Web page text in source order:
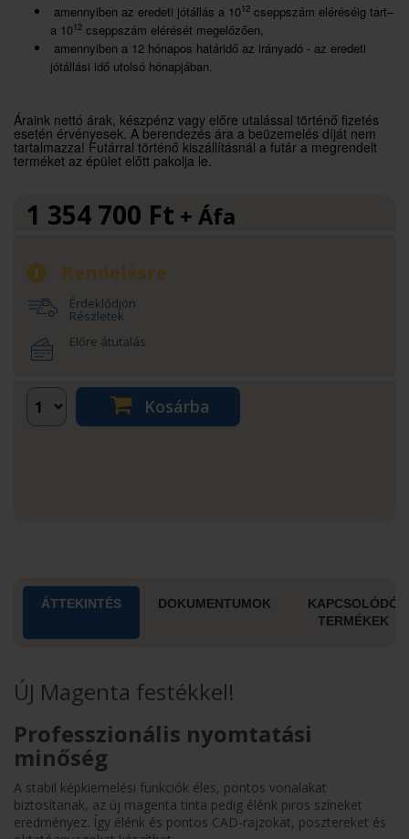
amennyiben az eredeti jótállás a 1012 cseppszám eléréséig tart–
a 1012 cseppszám elérését megelőzően,
amennyiben a 12 hónapos határidő az irányadó - az eredeti
jótállási idő utolsó hónapjában.
Áraink nettó árak, készpénz vagy előre utalással történő fizetés
esetén érvényesek. A berendezés ára a beüzemelés díját nem
tartalmazza! Futárral történő kiszállításnál a futár a megrendelt
terméket az épület előtt pakolja le.
1 354 700 Ft + Áfa
Rendelésre
Érdeklődjön
Részletek
Előre átutalás
Kosárba
ÁTTEKINTÉS DOKUMENTUMOK
KAPCSOLÓDÓ
TERMÉKEK
ÚJ Magenta festékkel!
Professzionális nyomtatási
minőség
A stabil képkiemelési funkciók éles, pontos vonalakat
biztosítanak, az új magenta tinta pedig élénk piros színeket
eredményez. Így élénk és pontos CAD-rajzokat, posztereket és